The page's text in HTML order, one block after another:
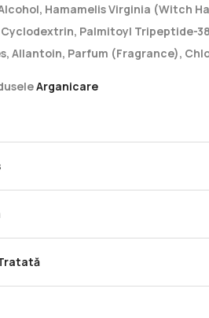
Hamamelis Virginia (Witch
Palmitoyl Tripeptide-
Allantoin, Parfum (Fragrance),
Arganicare